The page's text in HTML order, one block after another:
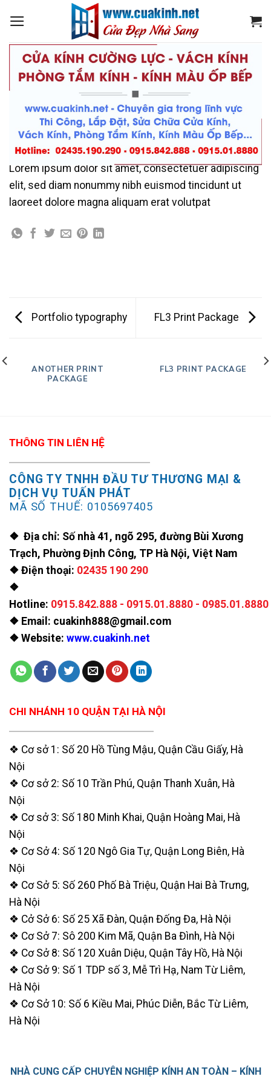
content
Design
AWESOME PENCIL POSTER
Lorem ipsum dolor sit amet, consectetuer adipiscing
elit, sed diam nonummy nibh euismod tincidunt ut
laoreet dolore magna aliquam erat volutpat
Portfolio typography FL3 Print Package
ANOTHER PRINT
PACKAGE
FL3 PRINT PACKAGE
THÔNG TIN LIÊN HỆ
CÔNG TY TNHH ĐẦU TƯ THƯƠNG MẠI &
DỊCH VỤ TUẤN PHÁT
MÃ SỐ THUẾ: 0105697405
❖ Địa chỉ: Số nhà 41, ngõ 295, đường Bùi Xương
Trạch, Phường Định Công, TP Hà Nội, Việt Nam
❖ Điện thoại: 02435 190 290
❖
Hotline: 0915.842.888- 0915.01.8880- 0985.01.8880
❖ Email: cuakinh888@gmail.com
❖ Website: www.cuakinh.net
CHI NHÁNH 10 QUẬN TẠI HÀ NỘI
❖ Cơ sở 1: Số 20 Hồ Tùng Mậu, Quận Cầu Giấy, Hà
Nội
❖ Cơ sở 2: Số 10 Trần Phú, Quận Thanh Xuân, Hà
Nội
❖ Cơ sở 3: Số 180 Minh Khai, Quận Hoàng Mai, Hà
Nội
❖ Cơ Sở 4: Số 120 Ngô Gia Tự, Quận Long Biên, Hà
Nội
❖ Cơ Sở 5: Số 260 Phố Bà Triệu, Quận Hai Bà Trưng,
Hà Nội
❖ Cở Sở 6: Số 25 Xã Đàn, Quận Đống Đa, Hà Nội
❖ Cơ Sở 7: Sô 200 Kim Mã, Quận Ba Đình, Hà Nội
❖ Cơ Sở 8: Số 120 Xuân Diệu, Quận Tây Hồ, Hà Nội
❖ Cơ Sở 9: Số 1 TDP số 3, Mễ Trì Hạ, Nam Từ Liêm,
Hà Nội
❖ Cơ Sở 10: Số 6 Kiều Mai, Phúc Diễn, Bắc Từ Liêm,
Hà Nội
NHÀ CUNG CẤP CHUYÊN NGHIỆP KÍNH AN TOÀN – KÍNH